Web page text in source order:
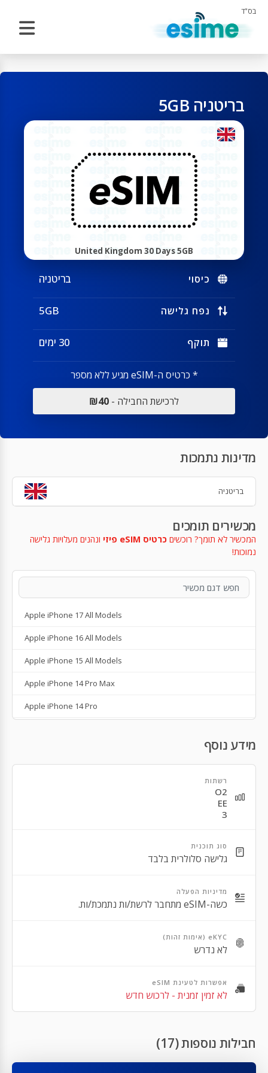
בס"ד
בריטניה 5GB
United Kingdom 30 Days 5GB
כיסוי בריטניה
נפח גלישה 5GB
תוקף 30 ימים
* כרטיס ה-eSIM מגיע ללא מספר
לרכישת החבילה - ₪40
מדינות נתמכות
בריטניה
מכשירים תומכים
המכשיר לא תומך? רוכשים כרטיס eSIM פיזי
ונהנים מעלויות גלישה
נמוכות!
Apple iPhone 17 All Models
Apple iPhone 16 All Models
Apple iPhone 15 All Models
Apple iPhone 14 Pro Max
Apple iPhone 14 Pro
Apple iPhone 12 Pro
מידע נוסף
רשתות
O2
EE
3
סוג תוכנית
גלישה סלולרית בלבד
מדיניות הפעלה
כשה-eSIM מתחבר לרשת/ות נתמכת/ות.
eKYC (אימות זהות)
לא נדרש
אפשרות לטעינת eSIM
לא זמין זמנית - לרכוש חדש
חבילות נוספות (17)